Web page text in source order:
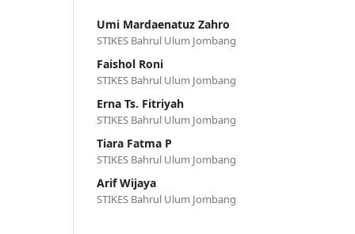
Umi Mardaenatuz Zahro
STIKES Bahrul Ulum Jombang
Faishol Roni
STIKES Bahrul Ulum Jombang
Erna Ts. Fitriyah
STIKES Bahrul Ulum Jombang
Tiara Fatma P
STIKES Bahrul Ulum Jombang
Arif Wijaya
STIKES Bahrul Ulum Jombang